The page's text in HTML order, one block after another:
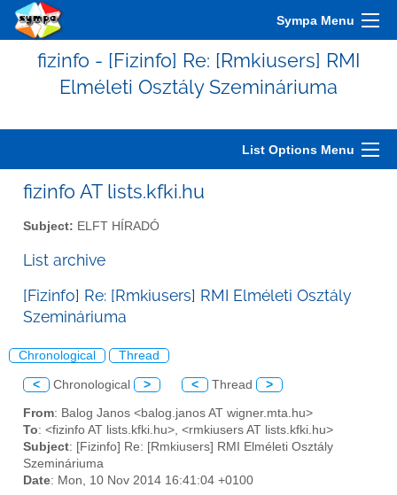
Sympa Menu
fizinfo - [Fizinfo] Re: [Rmkiusers] RMI
Elméleti Osztály Szemináriuma
List Options Menu
fizinfo AT lists.kfki.hu
Subject: ELFT HÍRADÓ
List archive
[Fizinfo] Re: [Rmkiusers] RMI Elméleti Osztály
Szemináriuma
Chronological Thread
< Chronological > < Thread >
From: Balog Janos <balog.janos AT wigner.mta.hu>
To: <fizinfo AT lists.kfki.hu>, <rmkiusers AT lists.kfki.hu>
Subject: [Fizinfo] Re: [Rmkiusers] RMI Elméleti Osztály
Szemináriuma
Date: Mon, 10 Nov 2014 16:41:04 +0100